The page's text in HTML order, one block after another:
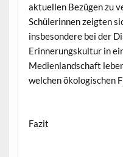
aktuellen Bezügen zu
Schülerinnen zeigten
insbesondere bei der
Erinnerungskultur in
Medienlandschaft
welchen ökologischen
Fazit